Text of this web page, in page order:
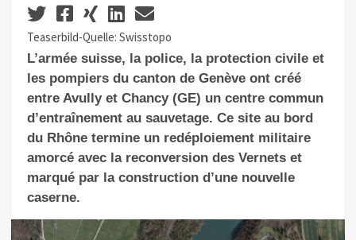
Teaserbild-Quelle: Swisstopo
L’armée suisse, la police, la protection civile et
les pompiers du canton de Genève ont créé
entre Avully et Chancy (GE) un centre commun
d’entraînement au sauvetage. Ce site au bord
du Rhône termine un redéploiement militaire
amorcé avec la reconversion des Vernets et
marqué par la construction d’une nouvelle
caserne.